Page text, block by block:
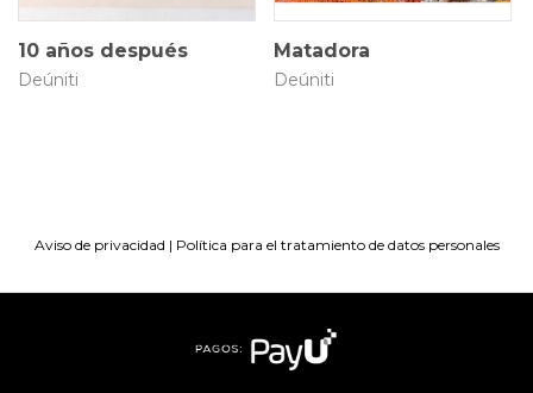
10 años después
Deúniti
Matadora
Deúniti
Aviso de privacidad | Política para el tratamiento de datos personales